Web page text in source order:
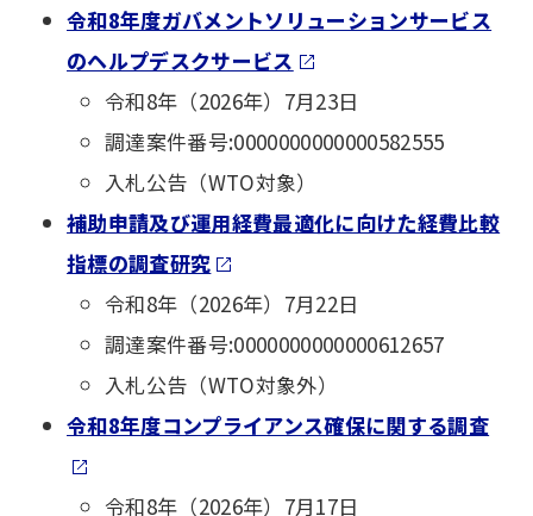
令和8年度ガバメントソリューションサービス
のヘルプデスクサービス
令和8年（2026年）7月23日
調達案件番号:0000000000000582555
入札公告（WTO対象）
補助申請及び運用経費最適化に向けた経費比較
指標の調査研究
令和8年（2026年）7月22日
調達案件番号:0000000000000612657
入札公告（WTO対象外）
令和8年度コンプライアンス確保に関する調査
令和8年（2026年）7月17日